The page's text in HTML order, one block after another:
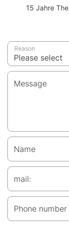
15 Jahre
Reason
Message
Name
mail:
Phone number